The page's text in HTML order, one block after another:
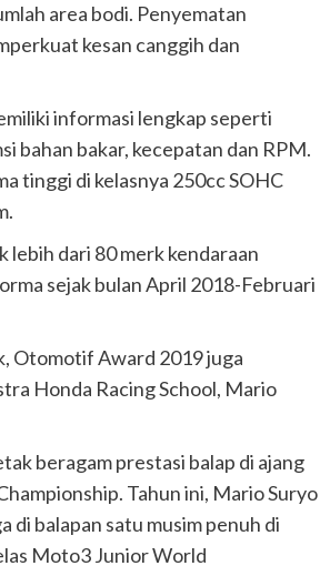
area bodi. Penyematan
kesan canggih dan
informasi lengkap seperti
bahan bakar, kecepatan dan RPM.
tinggi di kelasnya 250cc SOHC
dari 80 merk kendaraan
sejak bulan April 2018-Februari
Otomotif Award 2019 juga
Honda Racing School, Mario
beragam prestasi balap di ajang
Tahun ini, Mario Suryo
di balapan satu musim penuh di
Moto3 Junior World